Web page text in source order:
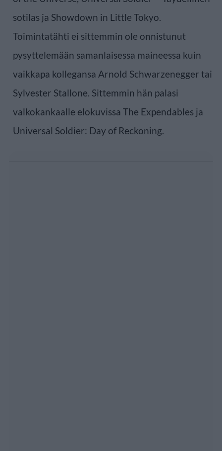
sotilas ja Showdown in Little Tokyo.
Toimintatähti ei sittemmin ole onnistunut
pysyttelemään samanlaisessa maineessa kuin
vaikkapa kollegansa Arnold Schwarzenegger tai
Sylvester Stallone. Sittemmin hän palasi
valkokankaalle elokuvissa The Expendables ja
Universal Soldier: Day of Reckoning.